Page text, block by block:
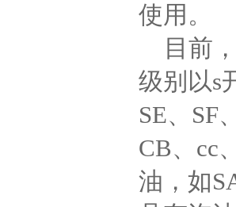
使用。
目前，
级别以s
SE、SF
CB、cc
油，如